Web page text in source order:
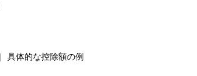
具体的な控除額の例